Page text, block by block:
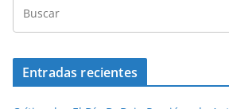
Entradas recientes